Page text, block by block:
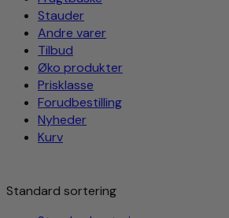
Stauder
Andre varer
Tilbud
Øko produkter
Prisklasse
Forudbestilling
Nyheder
Kurv
Standard sortering